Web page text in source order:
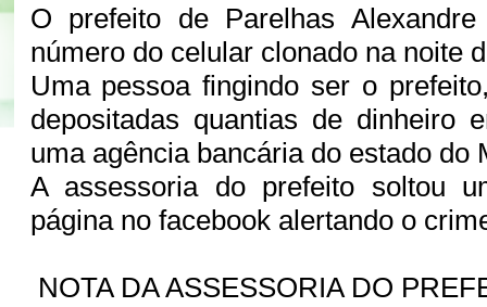
O prefeito de Parelhas
número do celular clonado na noite
Uma pessoa fingindo ser o
depositadas quantias de dinheiro
uma agência bancária do estado do
A assessoria do prefeito soltou
página no facebook alertando o
NOTA DA ASSESSORIA DO